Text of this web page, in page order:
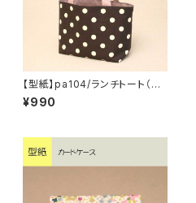
【型紙】pa104/ランチトート（S
S・S）
¥990